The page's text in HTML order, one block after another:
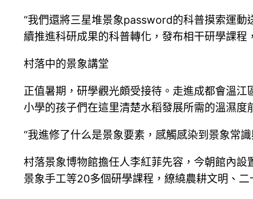
“我們還將三星堆景象password的科普摸索運動
續推進科研成果的科普轉化，發布相干研學課程
村落中的景象講堂
正值暑期，研學觀光頗受接待。走進成都會溫
小學的孩子們在這里清楚水稻發展所需的溫濕度
“我進修了什么是景象要素，感觸感染到景象常
村落景象博物館擔任人李紅菲先容，今朝館內
景象手工等20多個研學課程，繚繞農耕文明、